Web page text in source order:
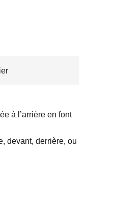
à l’arrière en font
devant, derrière, ou